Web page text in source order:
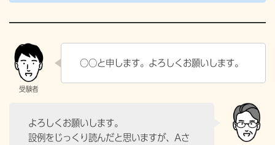
○○と申します。よろしくお願いします。
よろしくお願いします。
設例をじっくり読んだと思いますが、Aさ